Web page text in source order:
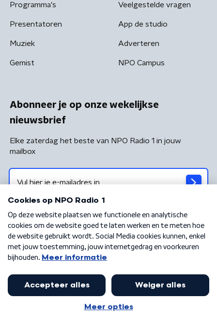
Programma's
Presentatoren
Muziek
Gemist
Veelgestelde vragen
App de studio
Adverteren
NPO Campus
Abonneer je op onze wekelijkse
nieuwsbrief
Elke zaterdag het beste van NPO Radio 1 in jouw
mailbox
Algemene voorwaarden